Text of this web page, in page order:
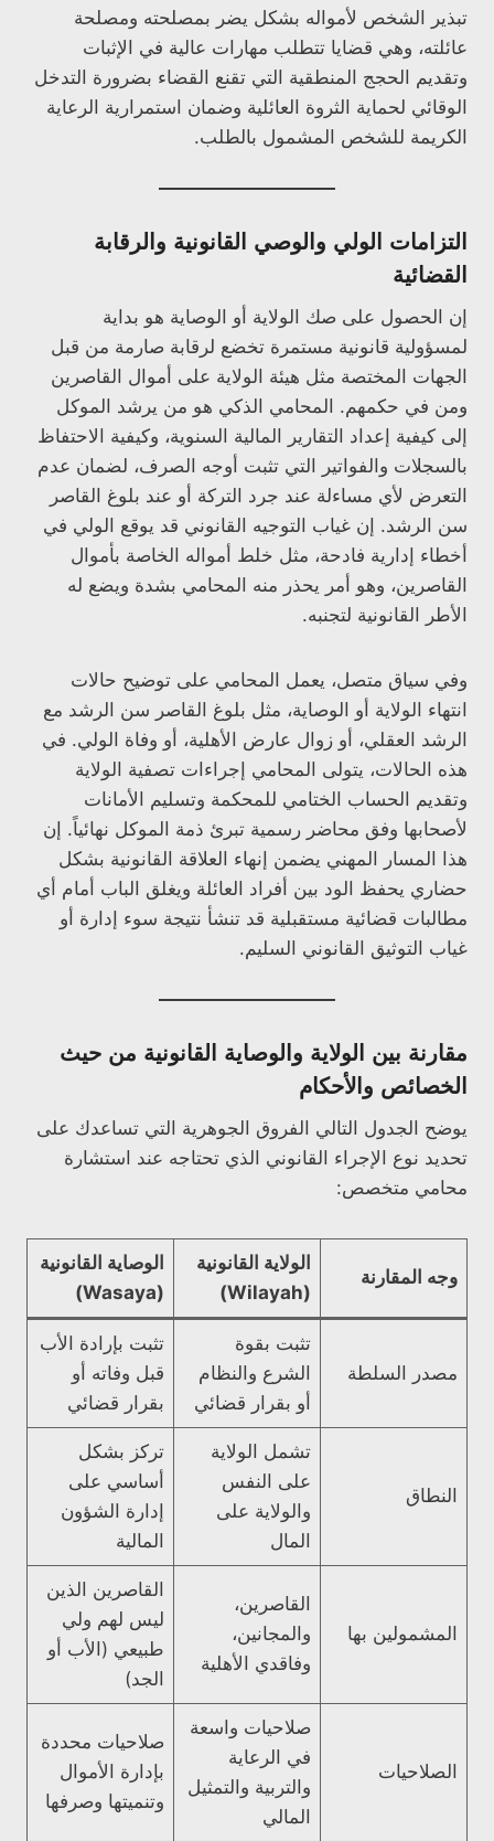
تبذير الشخص لأمواله بشكل يضر بمصلحته ومصلحة
عائلته، وهي قضايا تتطلب مهارات عالية في الإثبات
وتقديم الحجج المنطقية التي تقنع القضاء بضرورة التدخل
الوقائي لحماية الثروة العائلية وضمان استمرارية الرعاية
الكريمة للشخص المشمول بالطلب.
التزامات الولي والوصي القانونية والرقابة
القضائية
إن الحصول على صك الولاية أو الوصاية هو بداية
لمسؤولية قانونية مستمرة تخضع لرقابة صارمة من قبل
الجهات المختصة مثل هيئة الولاية على أموال القاصرين
ومن في حكمهم. المحامي الذكي هو من يرشد الموكل
إلى كيفية إعداد التقارير المالية السنوية، وكيفية الاحتفاظ
بالسجلات والفواتير التي تثبت أوجه الصرف، لضمان عدم
التعرض لأي مساءلة عند جرد التركة أو عند بلوغ القاصر
سن الرشد. إن غياب التوجيه القانوني قد يوقع الولي في
أخطاء إدارية فادحة، مثل خلط أمواله الخاصة بأموال
القاصرين، وهو أمر يحذر منه المحامي بشدة ويضع له
الأطر القانونية لتجنبه.
وفي سياق متصل، يعمل المحامي على توضيح حالات
انتهاء الولاية أو الوصاية، مثل بلوغ القاصر سن الرشد مع
الرشد العقلي، أو زوال عارض الأهلية، أو وفاة الولي. في
هذه الحالات، يتولى المحامي إجراءات تصفية الولاية
وتقديم الحساب الختامي للمحكمة وتسليم الأمانات
لأصحابها وفق محاضر رسمية تبرئ ذمة الموكل نهائياً. إن
هذا المسار المهني يضمن إنهاء العلاقة القانونية بشكل
حضاري يحفظ الود بين أفراد العائلة ويغلق الباب أمام أي
مطالبات قضائية مستقبلية قد تنشأ نتيجة سوء إدارة أو
غياب التوثيق القانوني السليم.
مقارنة بين الولاية والوصاية القانونية من حيث
الخصائص والأحكام
يوضح الجدول التالي الفروق الجوهرية التي تساعدك على
تحديد نوع الإجراء القانوني الذي تحتاجه عند استشارة
محامي متخصص:
وجه المقارنة
الولاية القانونية
(Wilayah)
الوصاية القانونية
(Wasaya)
مصدر السلطة
تثبت بقوة
الشرع والنظام
أو بقرار قضائي
تثبت بإرادة الأب
قبل وفاته أو
بقرار قضائي
النطاق
تشمل الولاية
على النفس
والولاية على
المال
تركز بشكل
أساسي على
إدارة الشؤون
المالية
المشمولين بها
القاصرين،
والمجانين،
وفاقدي الأهلية
القاصرين الذين
ليس لهم ولي
طبيعي (الأب أو
الجد)
الصلاحيات
صلاحيات واسعة
في الرعاية
والتربية والتمثيل
المالي
صلاحيات محددة
بإدارة الأموال
وتنميتها وصرفها